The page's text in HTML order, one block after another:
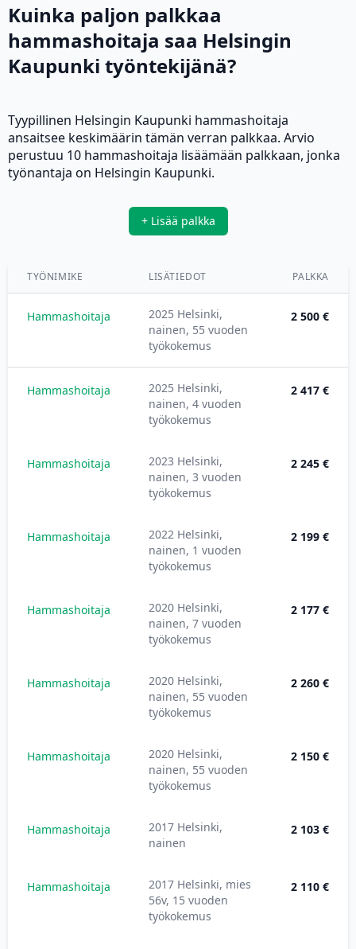
Kuinka paljon palkkaa
hammashoitaja saa Helsingin
Kaupunki työntekijänä?
Tyypillinen Helsingin Kaupunki hammashoitaja
ansaitsee keskimäärin tämän verran palkkaa. Arvio
perustuu 10 hammashoitaja lisäämään palkkaan, jonka
työnantaja on Helsingin Kaupunki.
+ Lisää palkka
TYÖNIMIKE LISÄTIEDOT PALKKA
Hammashoitaja
2025 Helsinki,
nainen, 55 vuoden
työkokemus
2 500 €
Hammashoitaja
2025 Helsinki,
nainen, 4 vuoden
työkokemus
2 417 €
Hammashoitaja
2023 Helsinki,
nainen, 3 vuoden
työkokemus
2 245 €
Hammashoitaja
2022 Helsinki,
nainen, 1 vuoden
työkokemus
2 199 €
Hammashoitaja
2020 Helsinki,
nainen, 7 vuoden
työkokemus
2 177 €
Hammashoitaja
2020 Helsinki,
nainen, 55 vuoden
työkokemus
2 260 €
Hammashoitaja
2020 Helsinki,
nainen, 55 vuoden
työkokemus
2 150 €
Hammashoitaja
2017 Helsinki,
nainen
2 103 €
Hammashoitaja
2017 Helsinki, mies
56v, 15 vuoden
työkokemus
2 110 €